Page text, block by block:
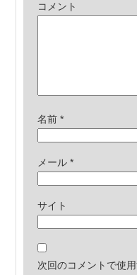
コメント
名前*
メール*
サイト
次回のコメントで使